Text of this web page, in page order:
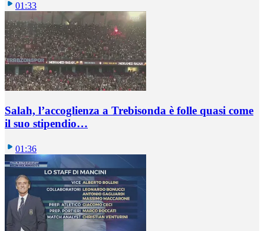
01:33
Salah, l’accoglienza a Trebisonda è folle quasi come
il suo stipendio…
01:36